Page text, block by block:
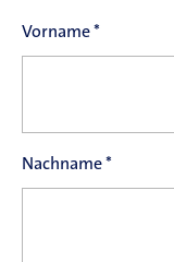
Food
Non-Food
Vorname*
Nachname*